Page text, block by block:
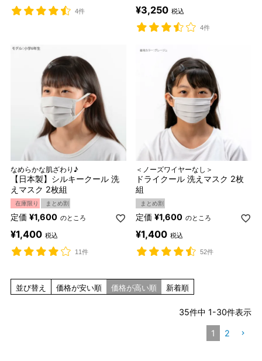
4件 ¥3,250 税込
4件
なめらかな肌ざわり♪
【日本製】シルキークール 洗
えマスク 2枚組
在庫限り まとめ割
定価 ¥1,600 のところ
¥1,400 税込
11件
＜ノーズワイヤーなし＞
ドライクール 洗えマスク 2枚
組
まとめ割
定価 ¥1,600 のところ
¥1,400 税込
52件
並び替え 価格が安い順 価格が高い順 新着順
35件中 1-30件表示
1 2